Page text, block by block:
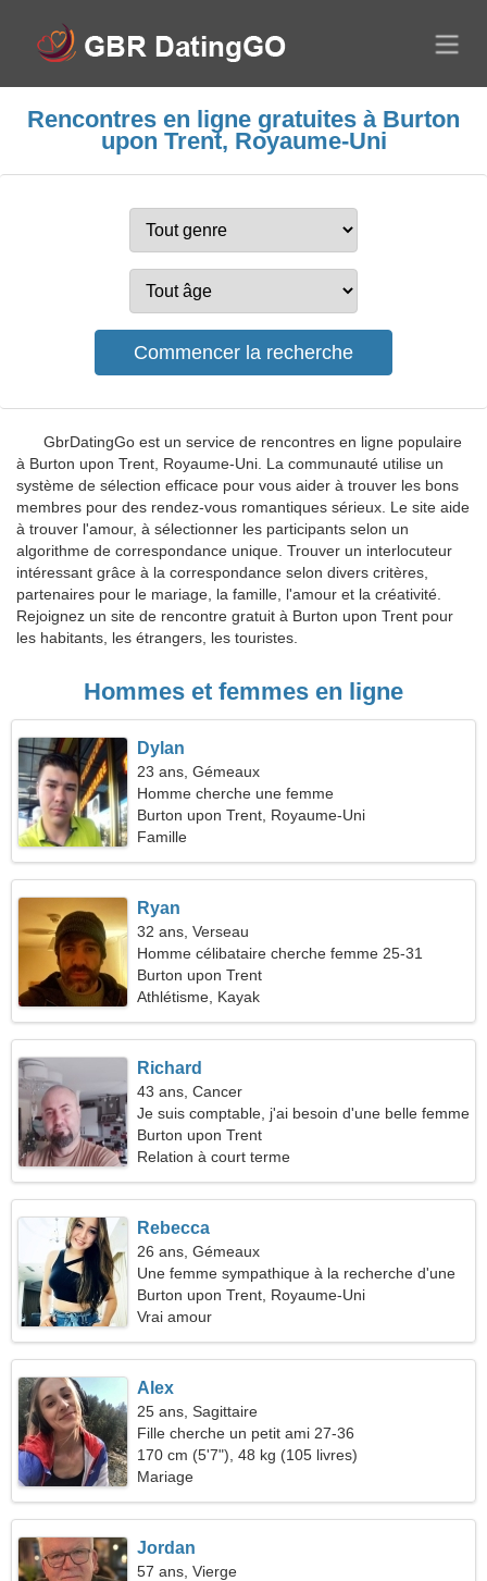
Rencontres en ligne gratuites à Burton
upon Trent, Royaume-Uni
GbrDatingGo est un service de rencontres en ligne populaire
à Burton upon Trent, Royaume-Uni. La communauté utilise un
système de sélection efficace pour vous aider à trouver les bons
membres pour des rendez-vous romantiques sérieux. Le site aide
à trouver l'amour, à sélectionner les participants selon un
algorithme de correspondance unique. Trouver un interlocuteur
intéressant grâce à la correspondance selon divers critères,
partenaires pour le mariage, la famille, l'amour et la créativité.
Rejoignez un site de rencontre gratuit à Burton upon Trent pour
les habitants, les étrangers, les touristes.
Hommes et femmes en ligne
Dylan
23 ans, Gémeaux
Homme cherche une femme
Burton upon Trent, Royaume-Uni
Famille
Ryan
32 ans, Verseau
Homme célibataire cherche femme 25-31
Burton upon Trent
Athlétisme, Kayak
Richard
43 ans, Cancer
Je suis comptable, j'ai besoin d'une belle femme
Burton upon Trent
Relation à court terme
Rebecca
26 ans, Gémeaux
Une femme sympathique à la recherche d'une
relation à long terme
Burton upon Trent, Royaume-Uni
Vrai amour
Alex
25 ans, Sagittaire
Fille cherche un petit ami 27-36
170 cm (5'7"), 48 kg (105 livres)
Mariage
Jordan
57 ans, Vierge